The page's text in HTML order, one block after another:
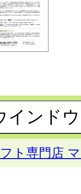
ト専門店